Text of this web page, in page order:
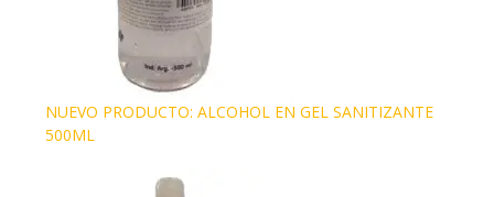
NUEVO PRODUCTO: ALCOHOL EN GEL SANITIZANTE
500ML